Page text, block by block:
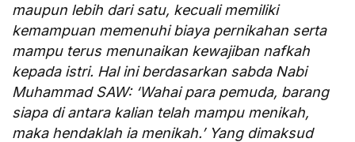
maupun lebih dari satu, kecuali memiliki
kemampuan memenuhi biaya pernikahan serta
mampu terus menunaikan kewajiban nafkah
kepada istri. Hal ini berdasarkan sabda Nabi
Muhammad SAW: ‘Wahai para pemuda, barang
siapa di antara kalian telah mampu menikah,
maka hendaklah ia menikah.’ Yang dimaksud